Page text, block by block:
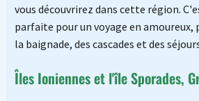
vous découvrirez dans cette région.
parfaite pour un voyage en amoureux,
la baignade, des cascades et des
Îles Ioniennes et l'île Sporades,